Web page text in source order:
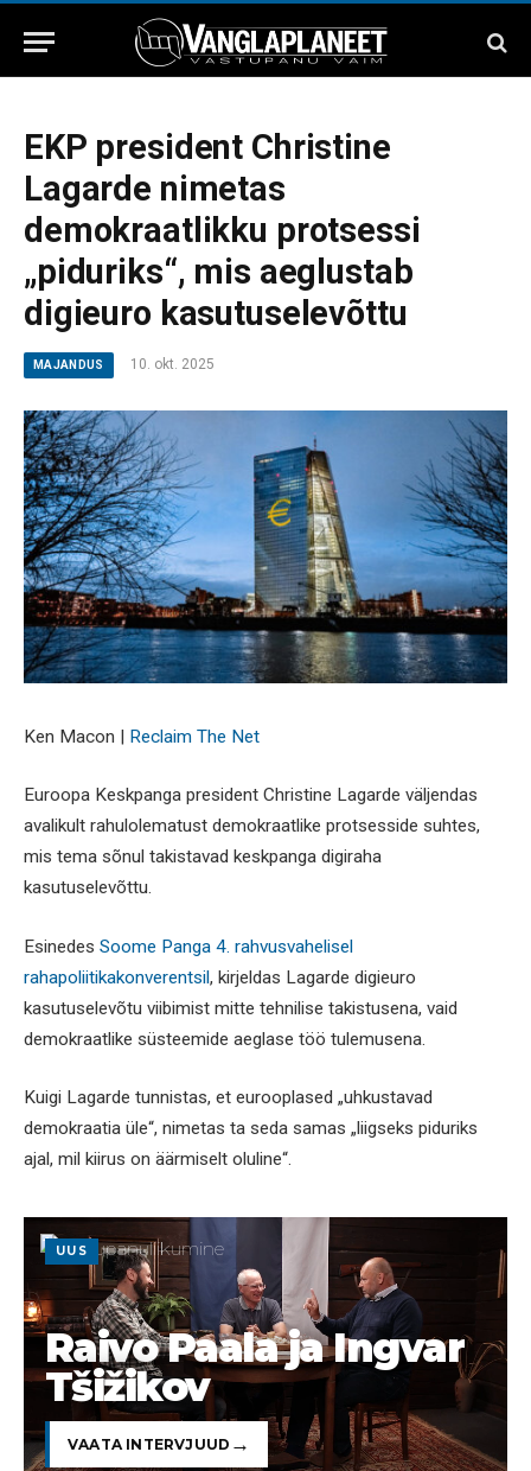
EKP president Christine
Lagarde nimetas
demokraatlikku protsessi
„piduriks“, mis aeglustab
digieuro kasutuselevõttu
MAJANDUS 10. okt. 2025
Ken Macon | Reclaim The Net
Euroopa Keskpanga president Christine Lagarde väljendas
avalikult rahulolematust demokraatlike protsesside suhtes,
mis tema sõnul takistavad keskpanga digiraha
kasutuselevõttu.
Esinedes Soome Panga 4. rahvusvahelisel
rahapoliitikakonverentsil, kirjeldas Lagarde digieuro
kasutuselevõtu viibimist mitte tehnilise takistusena, vaid
demokraatlike süsteemide aeglase töö tulemusena.
Kuigi Lagarde tunnistas, et eurooplased „uhkustavad
demokraatia üle“, nimetas ta seda samas „liigseks piduriks
ajal, mil kiirus on äärmiselt oluline“.
UUS
Raivo Paala ja Ingvar
Tšižikov
VAATA INTERVJUUD